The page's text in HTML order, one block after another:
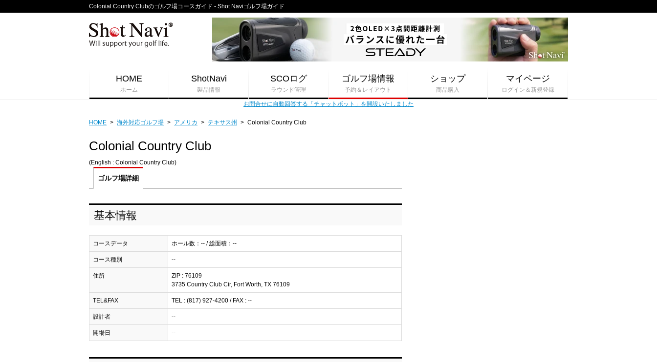
Colonial Country Clubのゴルフ場コースガイド - Shot Naviゴルフ場ガイド
HOME
ホーム
ShotNavi
製品情報
SCOログ
ラウンド管理
ゴルフ場情報
予約＆レイアウト
ショップ
商品購入
マイページ
ログイン＆新規登録
お問合せに自動回答する「チャットボット」を開設いたしました
HOME > 海外対応ゴルフ場 > アメリカ > テキサス州 > Colonial Country Club
Colonial Country Club
(English : Colonial Country Club)
ゴルフ場詳細
基本情報
コースデータ ホール数：-- / 総面積：--
コース種別 --
住所
ZIP : 76109
3735 Country Club Cir, Fort Worth, TX 76109
TEL&FAX TEL : (817) 927-4200 / FAX : --
設計者 --
開場日 --